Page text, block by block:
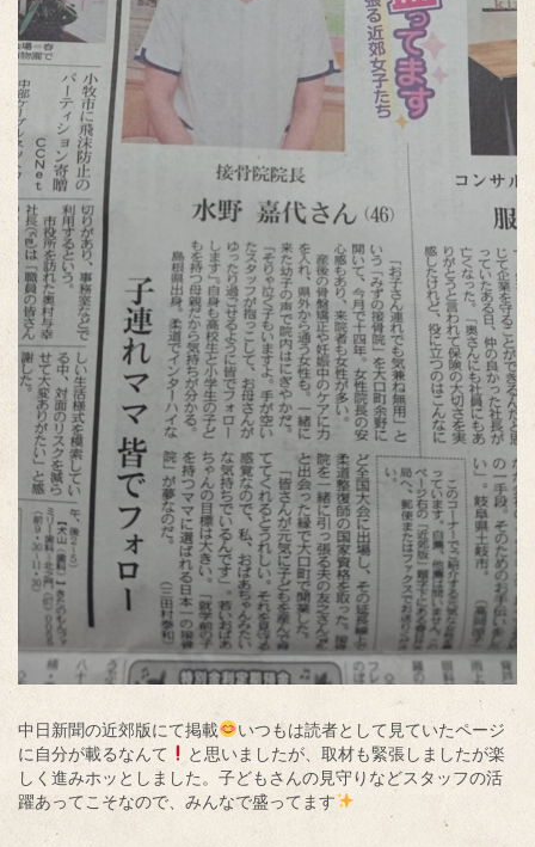
中日新聞の近郊版にて掲載
いつもは読者として見ていたページ
に自分が載るなんて
と思いましたが、取材も緊張しましたが楽
しく進みホッとしました。子どもさんの見守りなどスタッフの活
躍あってこそなので、みんなで盛ってます